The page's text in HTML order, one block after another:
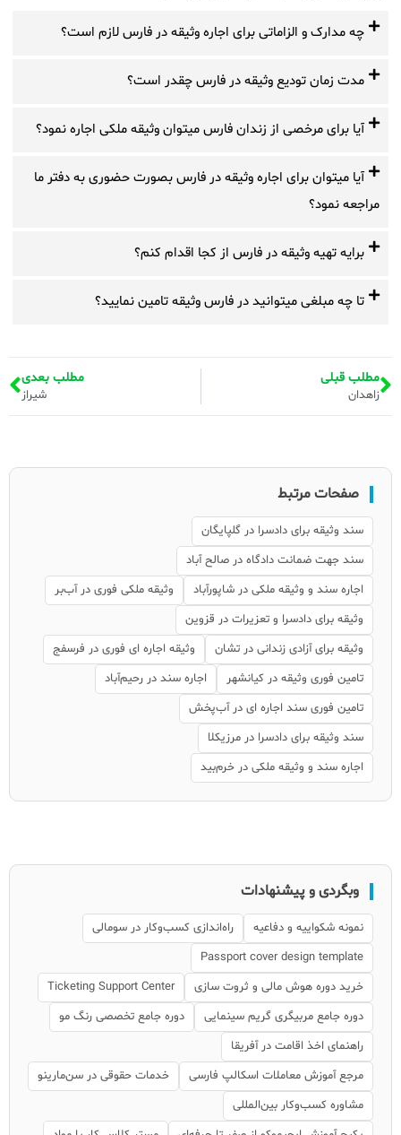
چه مدارک و الزاماتی برای اجاره وثیقه در فارس لازم است؟
مدت زمان تودیع وثیقه در فارس چقدر است؟
آیا برای مرخصی از زندان فارس میتوان وثیقه ملکی اجاره نمود؟
آیا میتوان برای اجاره وثیقه در فارس بصورت حضوری به دفتر ما
مراجعه نمود؟
برایه تهیه وثیقه در فارس از کجا اقدام کنم؟
تا چه مبلغی میتوانید در فارس وثیقه تامین نمایید؟
مطلب قبلی
زاهدان
مطلب بعدی
شیراز
صفحات مرتبط
سند وثیقه برای دادسرا در گلپایگان
سند جهت ضمانت دادگاه در صالح آباد
اجاره سند و وثیقه ملکی در شاپورآباد
وثیقه ملکی فوری در آب‌بر
وثیقه برای دادسرا و تعزیرات در قزوین
وثیقه برای آزادی زندانی در تشان
وثیقه اجاره ای فوری در فرسفج
تامین فوری وثیقه در کیانشهر
اجاره سند در رحیم‌آباد
تامین فوری سند اجاره ای در آب‌پخش
سند وثیقه برای دادسرا در مرزیکلا
اجاره سند و وثیقه ملکی در خرم‌بید
وبگردی و پیشنهادات
نمونه شکواییه و دفاعیه
راه‌اندازی کسب‌وکار در سومالی
Passport cover design template
خرید دوره هوش مالی و ثروت سازی
Ticketing Support Center
دوره جامع مربیگری گریم سینمایی
دوره جامع تخصصی رنگ مو
راهنمای اخذ اقامت در آفریقا
مرجع آموزش معاملات اسکالپ فارسی
خدمات حقوقی در سن‌مارینو
مشاوره کسب‌وکار بین‌المللی